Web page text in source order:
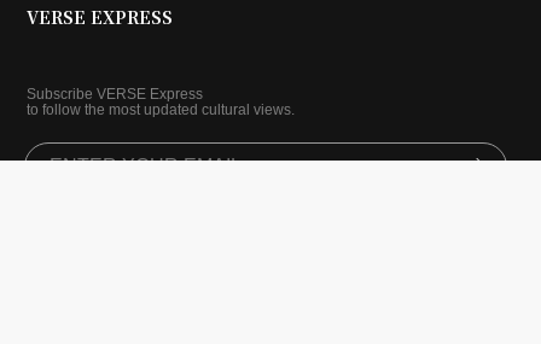
VERSE EXPRESS
Subscribe VERSE Express
to follow the most updated cultural views.